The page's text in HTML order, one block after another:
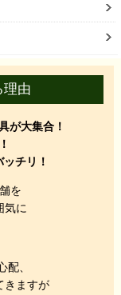
理由
が大集合！
チリ！
を
気に
、
きますが